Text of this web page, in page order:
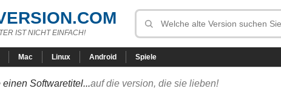
IST NICHT EINFACH!
Mac Linux Android Spiele
Softwaretitel...auf die version, die sie lieben!